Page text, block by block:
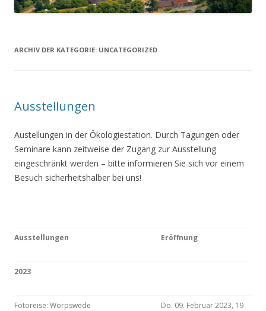
ARCHIV DER KATEGORIE: UNCATEGORIZED
Ausstellungen
Austellungen in der Ökologiestation. Durch Tagungen oder
Seminare kann zeitweise der Zugang zur Ausstellung
eingeschränkt werden – bitte informieren Sie sich vor einem
Besuch sicherheitshalber bei uns!
Ausstellungen Eröffnung
2023
Fotoreise: Worpswede
Do. 09. Februar 2023, 19